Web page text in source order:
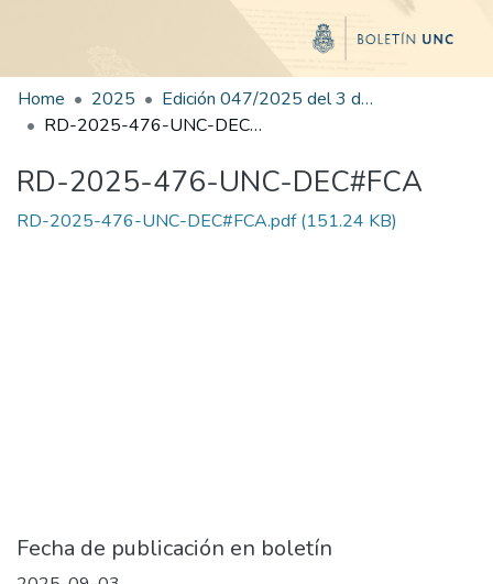
Home 2025
Edición 047/2025 del 3 de septiembre de 2025
RD-2025-476-UNC-DEC#FCA
RD-2025-476-UNC-DEC#FCA
RD-2025-476-UNC-DEC#FCA.pdf(151.24 KB)
Fecha de publicación en boletín